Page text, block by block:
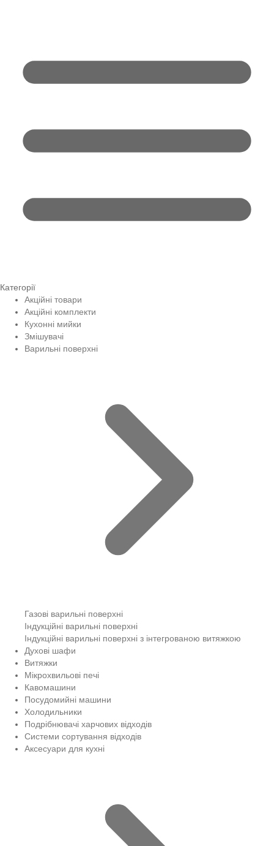
Категорії
Акційні товари
Акційні комплекти
Кухонні мийки
Змішувачі
Варильні поверхні
Газові варильні поверхні
Індукційні варильні поверхні
Індукційні варильні поверхні з інтегрованою витяжкою
Духові шафи
Витяжки
Мікрохвильові печі
Кавомашини
Посудомийні машини
Холодильники
Подрібнювачі харчових відходів
Системи сортування відходів
Аксесуари для кухні